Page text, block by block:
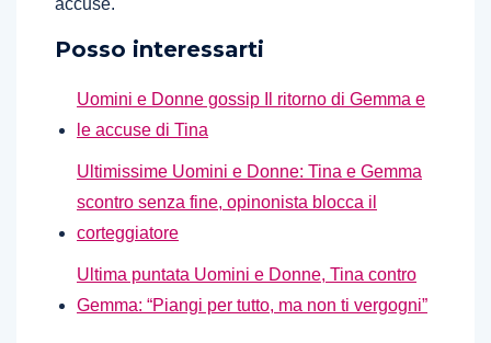
accuse.
Posso interessarti
Uomini e Donne gossip Il ritorno di Gemma e
le accuse di Tina
Ultimissime Uomini e Donne: Tina e Gemma
scontro senza fine, opinonista blocca il
corteggiatore
Ultima puntata Uomini e Donne, Tina contro
Gemma: “Piangi per tutto, ma non ti vergogni”